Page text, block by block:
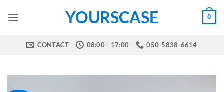
YOURSCASE 0
CONTACT 08:00 - 17:00 050-5838-6614